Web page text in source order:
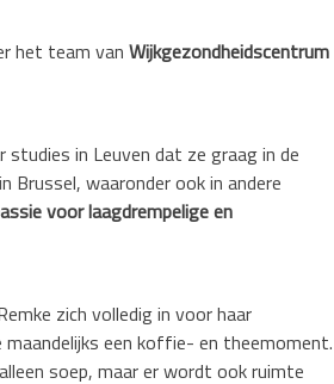
het team van Wijkgezondheidscentrum
studies in Leuven dat ze graag in de
Brussel, waaronder ook in andere
voor laagdrempelige en
zich volledig in voor haar
een koffie- en theemoment.
soep, maar er wordt ook ruimte